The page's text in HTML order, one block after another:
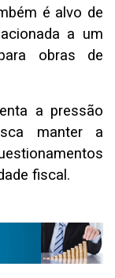
é alvo de
a um
obras de
a pressão
manter a
fiscal.